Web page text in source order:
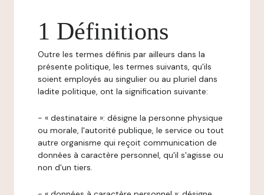
1 Définitions
Outre les termes définis par ailleurs dans la
présente politique, les termes suivants, qu'ils
soient employés au singulier ou au pluriel dans
ladite politique, ont la signification suivante:
- « destinataire »: désigne la personne physique
ou morale, l'autorité publique, le service ou tout
autre organisme qui reçoit communication de
données à caractère personnel, qu'il s'agisse ou
non d'un tiers.